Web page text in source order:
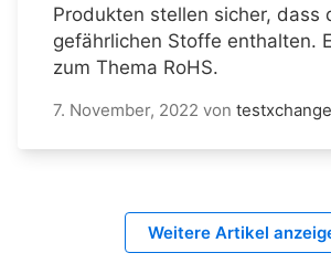
Produkten stellen sicher, dass
gefährlichen Stoffe enthalten.
zum Thema RoHS.
7. November, 2022 von testxchange
Weitere Artikel